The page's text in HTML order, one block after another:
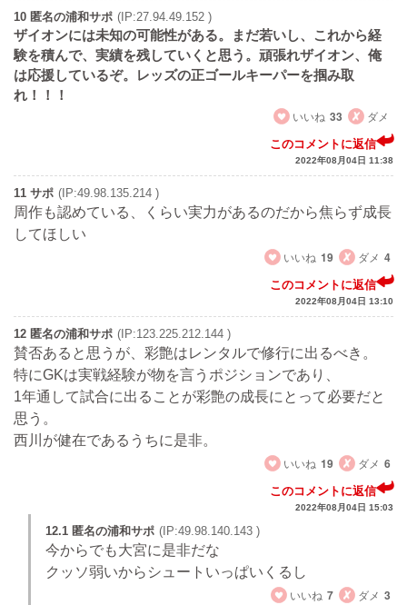
10 匿名の浦和サポ (IP:27.94.49.152 )
ザイオンには未知の可能性がある。まだ若いし、これから経
験を積んで、実績を残していくと思う。頑張れザイオン、俺
は応援しているぞ。レッズの正ゴールキーパーを掴み取
れ！！！
いいね 33 ダメ
このコメントに返信
2022年08月04日 11:38
11 サポ (IP:49.98.135.214 )
周作も認めている、くらい実力があるのだから焦らず成長
してほしい
いいね 19 ダメ 4
このコメントに返信
2022年08月04日 13:10
12 匿名の浦和サポ (IP:123.225.212.144 )
賛否あると思うが、彩艶はレンタルで修行に出るべき。
特にGKは実戦経験が物を言うポジションであり、
1年通して試合に出ることが彩艶の成長にとって必要だと
思う。
西川が健在であるうちに是非。
いいね 19 ダメ 6
このコメントに返信
2022年08月04日 15:03
12.1 匿名の浦和サポ (IP:49.98.140.143 )
今からでも大宮に是非だな
クッソ弱いからシュートいっぱいくるし
いいね 7 ダメ 3